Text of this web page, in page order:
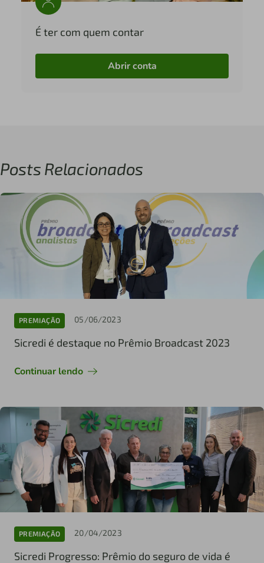
É ter com quem contar
Abrir conta
Posts Relacionados
PREMIAÇÃO 05/06/2023
Sicredi é destaque no Prêmio Broadcast 2023
Continuar lendo
PREMIAÇÃO 20/04/2023
Sicredi Progresso: Prêmio do seguro de vida é